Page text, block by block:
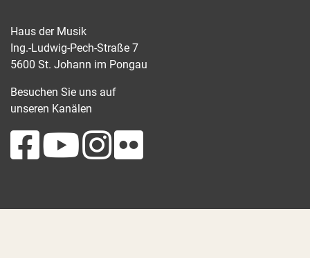
Haus der Musik
Ing.-Ludwig-Pech-Straße 7
5600 St. Johann im Pongau
Besuchen Sie uns auf
unseren Kanälen